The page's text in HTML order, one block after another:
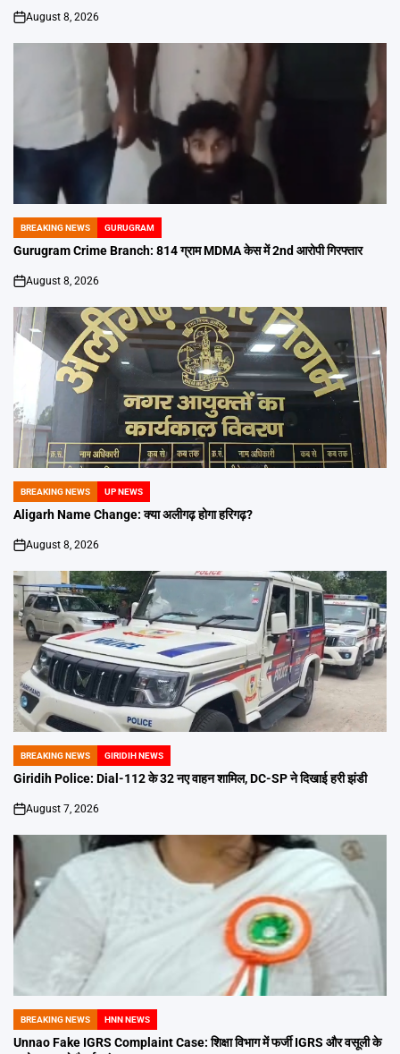
on
August 8, 2026
POSTED
IN
BREAKING NEWS GURUGRAM
Gurugram Crime Branch: 814 ग्राम MDMA केस में 2nd आरोपी गिरफ्तार
on
August 8, 2026
POSTED
IN
BREAKING NEWS UP NEWS
Aligarh Name Change: क्या अलीगढ़ होगा हरिगढ़?
on
August 8, 2026
POSTED
IN
BREAKING NEWS GIRIDIH NEWS
Giridih Police: Dial-112 के 32 नए वाहन शामिल, DC-SP ने दिखाई हरी झंडी
on
August 7, 2026
POSTED
IN
BREAKING NEWS HNN NEWS
Unnao Fake IGRS Complaint Case: शिक्षा विभाग में फर्जी IGRS और वसूली के